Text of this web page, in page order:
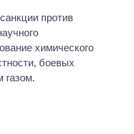
против
химического
боевых
газом.